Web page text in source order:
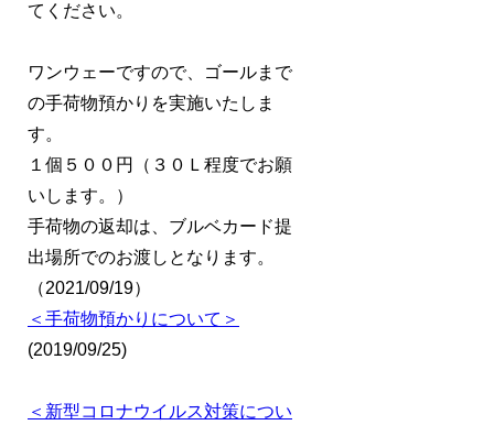
てください。
ワンウェーですので、ゴールまで
の手荷物預かりを実施いたしま
す。
１個５００円（３０Ｌ程度でお願
いします。）
手荷物の返却は、ブルベカード提
出場所でのお渡しとなります。
（2021/09/19）
＜手荷物預かりについて＞
(2019/09/25)
＜新型コロナウイルス対策につい